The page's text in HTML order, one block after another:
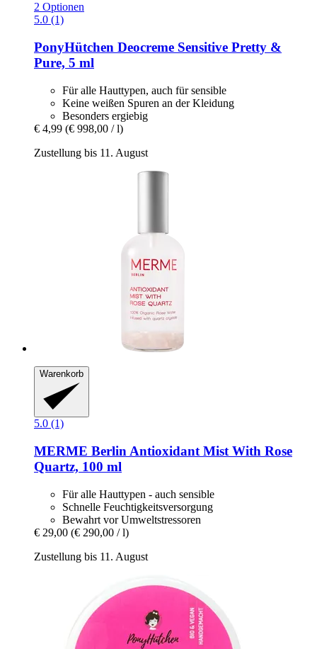
2 Optionen
5.0 (1)
PonyHütchen Deocreme Sensitive Pretty &
Pure, 5 ml
Für alle Hauttypen, auch für sensible
Keine weißen Spuren an der Kleidung
Besonders ergiebig
€ 4,99 (€ 998,00 / l)
Zustellung bis 11. August
Warenkorb
5.0 (1)
MERME Berlin Antioxidant Mist With Rose
Quartz, 100 ml
Für alle Hauttypen - auch sensible
Schnelle Feuchtigkeitsversorgung
Bewahrt vor Umweltstressoren
€ 29,00 (€ 290,00 / l)
Zustellung bis 11. August